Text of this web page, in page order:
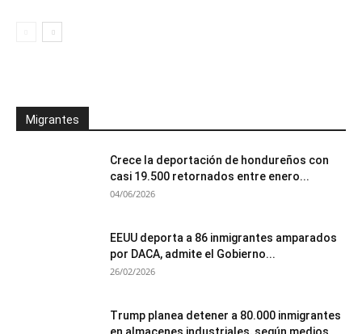
Migrantes
Crece la deportación de hondureños con
casi 19.500 retornados entre enero...
04/06/2026
EEUU deporta a 86 inmigrantes amparados
por DACA, admite el Gobierno...
26/02/2026
Trump planea detener a 80.000 inmigrantes